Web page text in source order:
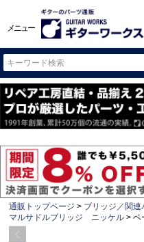
メニュー
通販トップページ ブリッジ／関連
マルサドルブリッジ ニッケル
ベ